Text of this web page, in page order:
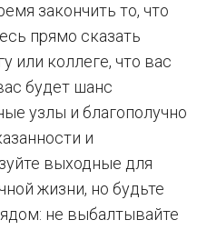
закончить то, что
прямо сказать
или коллеге, что вас
будет шанс
узлы и благополучно
и
выходные для
жизни, но будьте
не выбалтывайте